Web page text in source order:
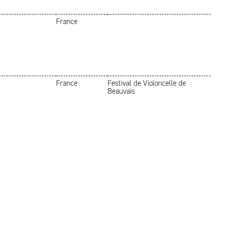
France
France
Festival de Violoncelle de
Beauvais